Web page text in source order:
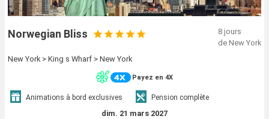
Norwegian Bliss
8 jours
de New York
New York > King s Wharf > New York
Payez en 4X
Animations à bord exclusives Pension complète
dim. 21 mars 2027